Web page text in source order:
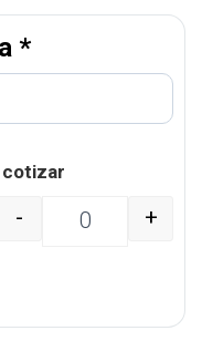
*
cotizar
Bola para Mascotas
- +